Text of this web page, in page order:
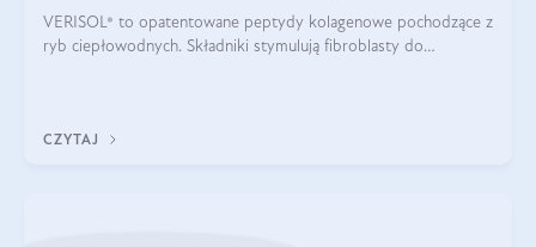
VERISOL® to opatentowane peptydy kolagenowe pochodzące z
ryb ciepłowodnych. Składniki stymulują fibroblasty do
CZYTAJ